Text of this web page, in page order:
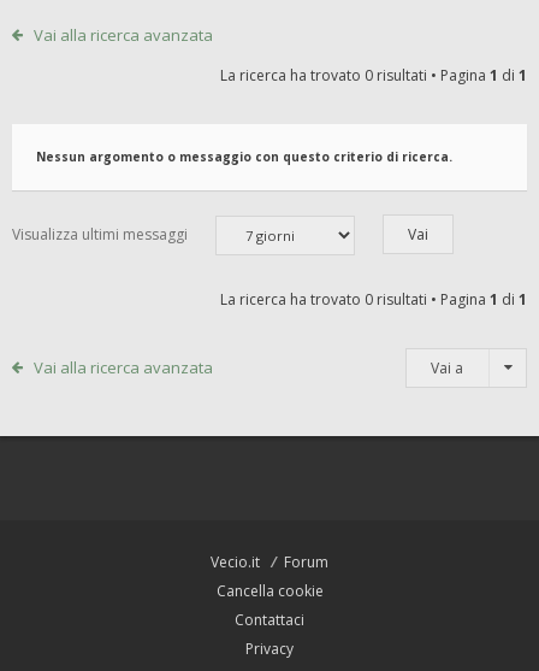
Vai alla ricerca avanzata
La ricerca ha trovato 0 risultati • Pagina 1 di 1
Nessun argomento o messaggio con questo criterio di ricerca.
Visualizza ultimi messaggi
La ricerca ha trovato 0 risultati • Pagina 1 di 1
Vai alla ricerca avanzata Vai a
Vecio.it
Forum
Cancella cookie
Contattaci
Privacy